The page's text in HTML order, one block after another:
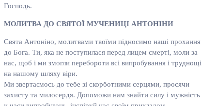
Господь.
МОЛИТВА ДО СВЯТОЇ МУЧЕНИЦІ АНТОНІНИ
Свята Антоніно, молитвами твоїми підносимо наші прохання
до Бога. Ти, яка не поступилася перед лицем смерті, моли за
нас, щоб і ми змогли перебороти всі випробування і труднощі
на нашому шляху віри.
Ми звертаємось до тебе зі скорботними серцями, просячи
захисту та милосердя. Допоможи нам знайти силу і мужність